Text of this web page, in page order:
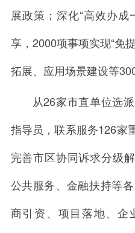
展政策；深化“高效办
享，2000项事项实现“免
拓展、应用场景建设等
从26家市直单位选
指导员，联系服务126家
完善市区协同诉求分级
公共服务、金融扶持等
商引资、项目落地、企